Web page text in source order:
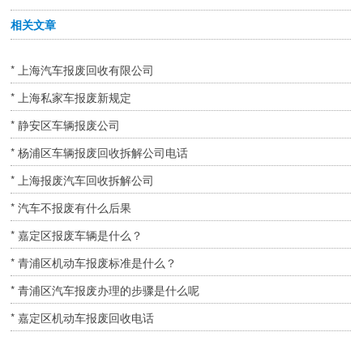
相关文章
* 上海汽车报废回收有限公司
* 上海私家车报废新规定
* 静安区车辆报废公司
* 杨浦区车辆报废回收拆解公司电话
* 上海报废汽车回收拆解公司
* 汽车不报废有什么后果
* 嘉定区报废车辆是什么？
* 青浦区机动车报废标准是什么？
* 青浦区汽车报废办理的步骤是什么呢
* 嘉定区机动车报废回收电话